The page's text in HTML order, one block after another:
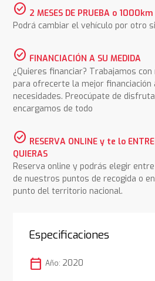
check_circle 2 MESES DE PRUEBA o 1000km
Podrá cambiar el vehículo por otro
check_circle FINANCIACIÓN A SU MEDIDA
¿Quieres financiar? Trabajamos
para ofrecerte la mejor financiación
necesidades. Preocúpate de
encargamos de todo
check_circle RESERVA ONLINE y te lo
QUIERAS
Reserva online y podrás elegir
de nuestros puntos de recogida o
punto del territorio nacional.
Especificaciones
calendar_today Año: 2020